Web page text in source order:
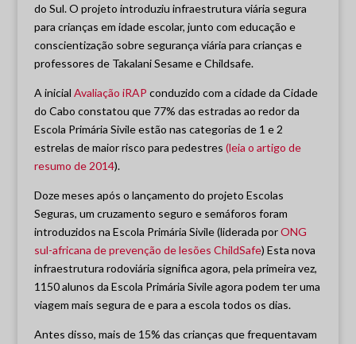
do Sul. O projeto introduziu infraestrutura viária segura
para crianças em idade escolar, junto com educação e
conscientização sobre segurança viária para crianças e
professores de Takalani Sesame e Childsafe.
A inicial Avaliação iRAP conduzido com a cidade da Cidade
do Cabo constatou que 77% das estradas ao redor da
Escola Primária Sivile estão nas categorias de 1 e 2
estrelas de maior risco para pedestres (leia o artigo de
resumo de 2014).
Doze meses após o lançamento do projeto Escolas
Seguras, um cruzamento seguro e semáforos foram
introduzidos na Escola Primária Sivile (liderada porONG
sul-africana de prevenção de lesões ChildSafe) Esta nova
infraestrutura rodoviária significa agora, pela primeira vez,
1150 alunos da Escola Primária Sivile agora podem ter uma
viagem mais segura de e para a escola todos os dias.
Antes disso, mais de 15% das crianças que frequentavam